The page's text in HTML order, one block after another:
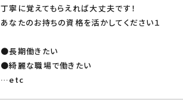
丁寧に覚えてもらえれば大丈夫です！
あなたのお持ちの資格を活かしてください１
●長期働きたい
●綺麗な職場で働きたい
…etc